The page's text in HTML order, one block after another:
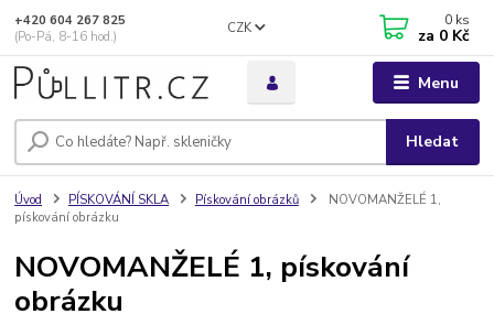
Menu
CZK
Hledat
+420 604 267 825
(Po-Pá, 8-16 hod.)
0 ks
za 0 Kč
Úvod PÍSKOVÁNÍ SKLA Pískování obrázků
NOVOMANŽELÉ 1,
pískování obrázku
NOVOMANŽELÉ 1, pískování
obrázku